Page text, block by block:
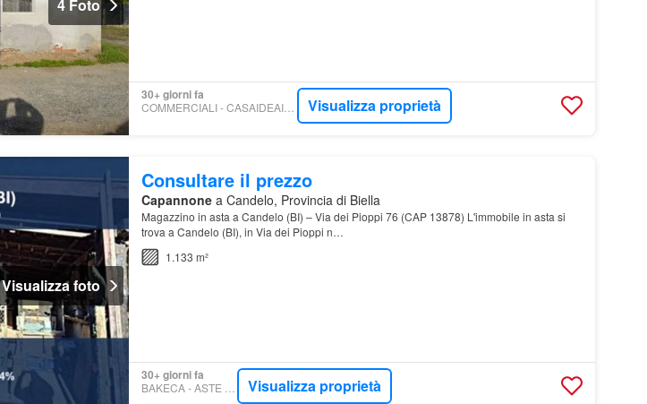
4 Foto
30+ giorni fa
COMMERCIALI - CASAIDEAIMMOBILIARE S.R.L. Visualizza proprietà
Visualizza foto
Consultare il prezzo
Capannonea Candelo, Provincia di Biella
Magazzino in asta a Candelo (BI) – Via dei Pioppi 76 (CAP 13878) L'immobile in asta si
trova a Candelo (BI), in Via dei Pioppi n…
1.133 m²
30+ giorni fa
Visualizza proprietà